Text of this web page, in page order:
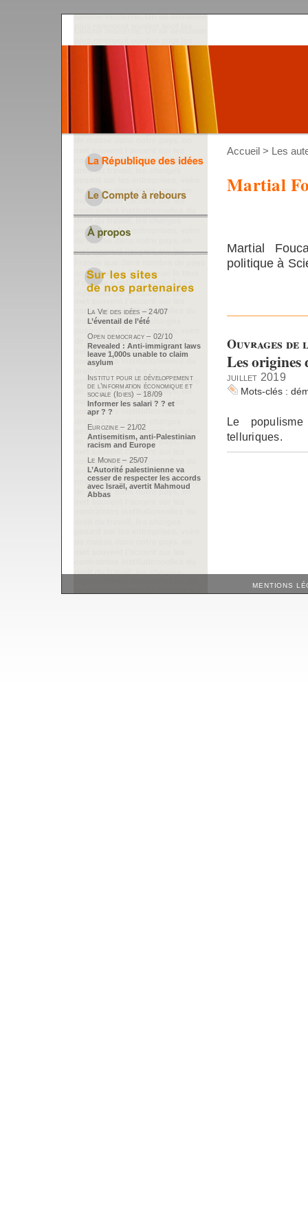
Accueil > Les
Martial
Martial
politique à
Ouvrages
Les origines
juillet 2019
Mots-clés :
Le
telluriques.
La Vie des idées – 24/07
L’éventail de l’été
Open democracy – 02/10
Revealed : Anti-immigrant laws
leave 1,000s unable to claim
asylum
Institut pour le développement
de l’information économique et
sociale (Idies) – 18/09
Informer les salari ? ? et
apr ? ?
Eurozine – 21/02
Antisemitism, anti-Palestinian
racism and Europe
Le Monde – 25/07
L’Autorité palestinienne va
cesser de respecter les accords
avec Israël, avertit Mahmoud
Abbas
MENTIONS